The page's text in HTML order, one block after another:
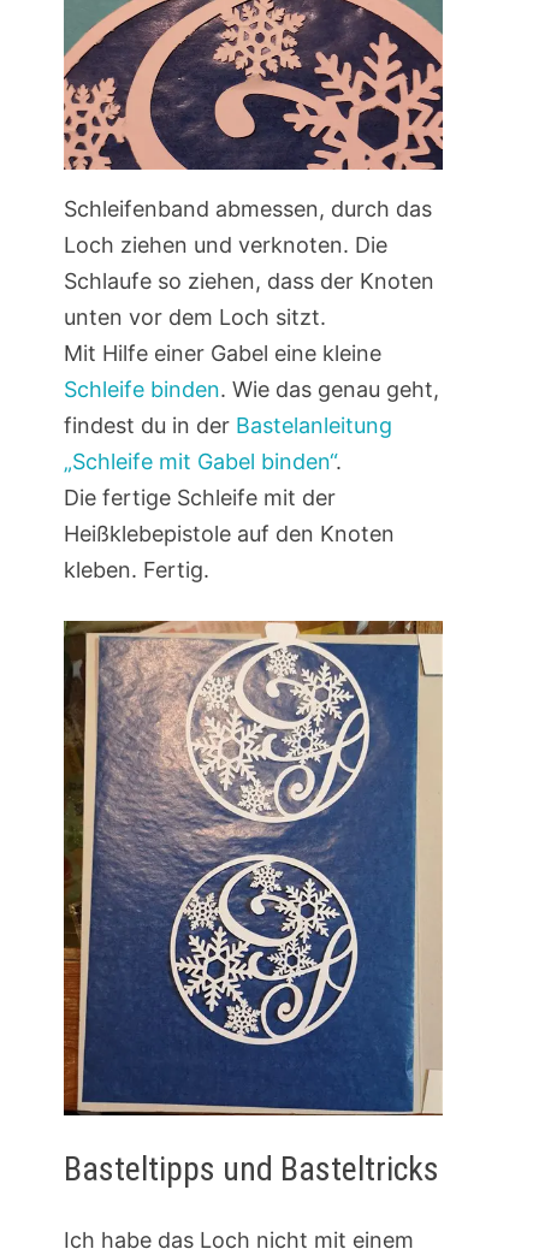
Schleifenband abmessen, durch das
Loch ziehen und verknoten. Die
Schlaufe so ziehen, dass der Knoten
unten vor dem Loch sitzt.
Mit Hilfe einer Gabel eine kleine
Schleife binden. Wie das genau geht,
findest du in der Bastelanleitung
„Schleife mit Gabel binden“.
Die fertige Schleife mit der
Heißklebepistole auf den Knoten
kleben. Fertig.
Basteltipps und Basteltricks
Ich habe das Loch nicht mit einem